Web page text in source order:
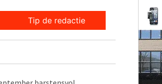
Tip de redactie